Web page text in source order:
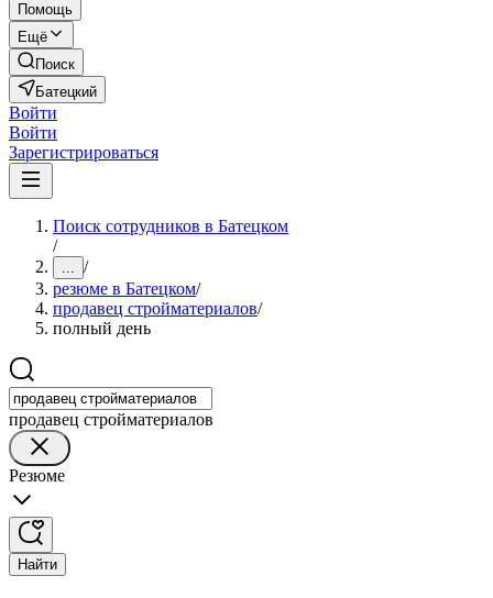
Помощь
Ещё
Поиск
Батецкий
Войти
Войти
Зарегистрироваться
Поиск сотрудников в Батецком
/
... /
резюме в Батецком/
продавец стройматериалов/
полный день
продавец стройматериалов
Резюме
Найти